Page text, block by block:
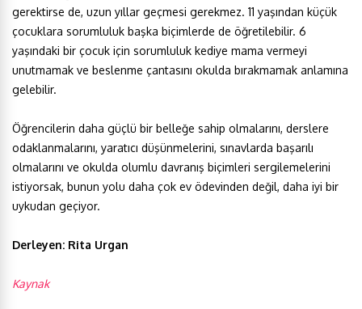
gerektirse de, uzun yıllar geçmesi gerekmez. 11 yaşından küçük
çocuklara sorumluluk başka biçimlerde de öğretilebilir. 6
yaşındaki bir çocuk için sorumluluk kediye mama vermeyi
unutmamak ve beslenme çantasını okulda bırakmamak anlamına
gelebilir.
Öğrencilerin daha güçlü bir belleğe sahip olmalarını, derslere
odaklanmalarını, yaratıcı düşünmelerini, sınavlarda başarılı
olmalarını ve okulda olumlu davranış biçimleri sergilemelerini
istiyorsak, bunun yolu daha çok ev ödevinden değil, daha iyi bir
uykudan geçiyor.
Derleyen: Rita Urgan
Kaynak